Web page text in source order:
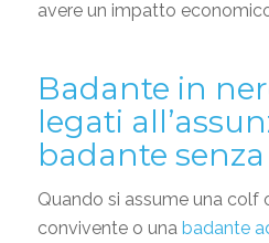
avere un impatto
Badante in
legati
badante
Quando si assume una colf
convivente o una badante